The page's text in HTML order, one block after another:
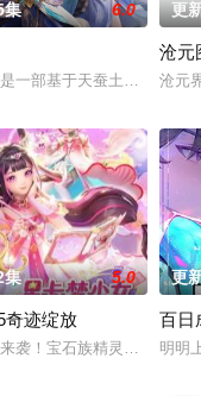
山河，武者徒手撕天地。星
集 6.0
是一部基于天蚕土豆所著写
更
沧元
沧元
,钟巍,烈之流星,蘭雨馨,张
集 5.0
奇迹绽放
袭！宝石族精灵竟然成了
更
百日
明明